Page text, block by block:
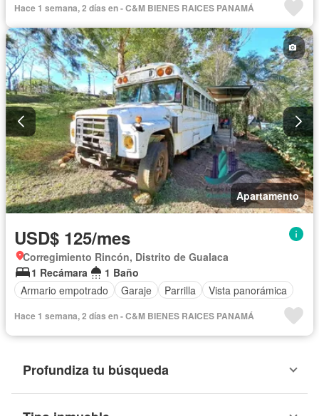
Hace 1 semana, 2 días en - C&M BIENES RAICES PANAMÁ
Apartamento
USD$ 125/mes
Corregimiento Rincón, Distrito de Gualaca
1 Recámara
1 Baño
Armario empotrado
Garaje Parrilla Vista panorámica
Hace 1 semana, 2 días en - C&M BIENES RAICES PANAMÁ
Profundiza tu búsqueda